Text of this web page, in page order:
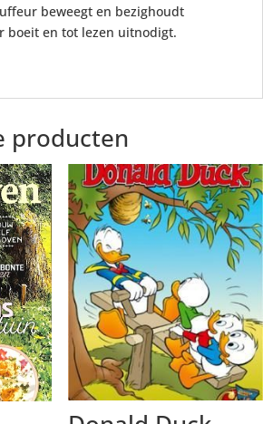
beweegt en bezighoudt
boeit en tot lezen uitnodigt.
producten